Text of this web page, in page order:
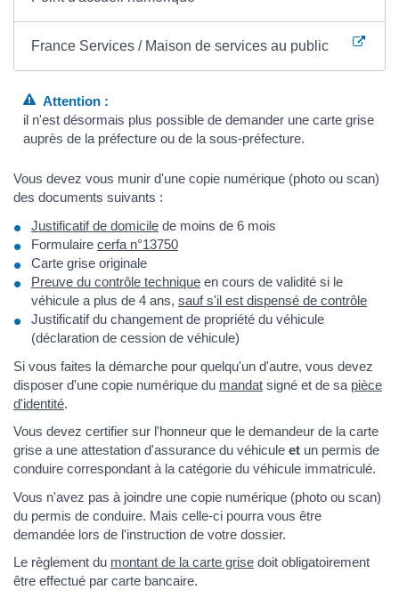
France Services / Maison de services au public
Attention :
il n'est désormais plus possible de demander une carte grise
auprès de la préfecture ou de la sous-préfecture.
Vous devez vous munir d'une copie numérique (photo ou scan)
des documents suivants :
Justificatif de domicile de moins de 6 mois
Formulaire cerfa n°13750
Carte grise originale
Preuve du contrôle technique en cours de validité si le
véhicule a plus de 4 ans, sauf s'il est dispensé de contrôle
Justificatif du changement de propriété du véhicule
(déclaration de cession de véhicule)
Si vous faites la démarche pour quelqu'un d'autre, vous devez
disposer d'une copie numérique du mandat signé et de sa pièce
d'identité.
Vous devez certifier sur l'honneur que le demandeur de la carte
grise a une attestation d'assurance du véhicule et un permis de
conduire correspondant à la catégorie du véhicule immatriculé.
Vous n'avez pas à joindre une copie numérique (photo ou scan)
du permis de conduire. Mais celle-ci pourra vous être
demandée lors de l'instruction de votre dossier.
Le règlement du montant de la carte grise doit obligatoirement
être effectué par carte bancaire.